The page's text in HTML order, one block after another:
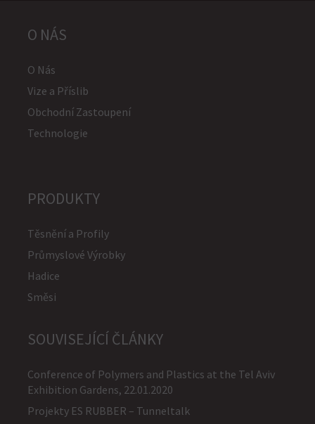
O NÁS
O Nás
Vize a Příslib
Obchodní Zastoupení
Technologie
PRODUKTY
Těsnění a Profily
Průmyslové Výrobky
Hadice
Směsi
SOUVISEJÍCÍ ČLÁNKY
Conference of Polymers and Plastics at the Tel Aviv
Exhibition Gardens, 22.01.2020
Projekty ES RUBBER – Tunneltalk